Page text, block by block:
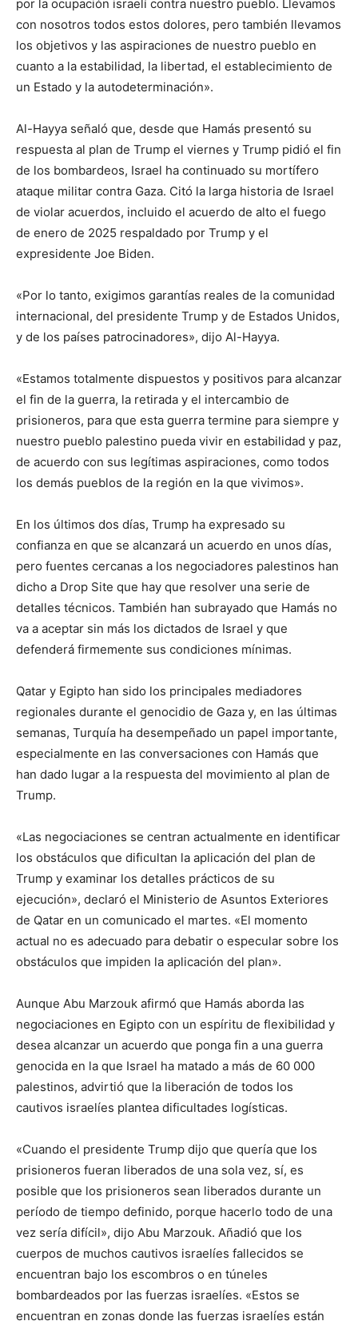
por la ocupación israelí contra nuestro pueblo. Llevamos
con nosotros todos estos dolores, pero también llevamos
los objetivos y las aspiraciones de nuestro pueblo en
cuanto a la estabilidad, la libertad, el establecimiento de
un Estado y la autodeterminación».
Al-Hayya señaló que, desde que Hamás presentó su
respuesta al plan de Trump el viernes y Trump pidió el fin
de los bombardeos, Israel ha continuado su mortífero
ataque militar contra Gaza. Citó la larga historia de Israel
de violar acuerdos, incluido el acuerdo de alto el fuego
de enero de 2025 respaldado por Trump y el
expresidente Joe Biden.
«Por lo tanto, exigimos garantías reales de la comunidad
internacional, del presidente Trump y de Estados Unidos,
y de los países patrocinadores», dijo Al-Hayya.
«Estamos totalmente dispuestos y positivos para alcanzar
el fin de la guerra, la retirada y el intercambio de
prisioneros, para que esta guerra termine para siempre y
nuestro pueblo palestino pueda vivir en estabilidad y paz,
de acuerdo con sus legítimas aspiraciones, como todos
los demás pueblos de la región en la que vivimos».
En los últimos dos días, Trump ha expresado su
confianza en que se alcanzará un acuerdo en unos días,
pero fuentes cercanas a los negociadores palestinos han
dicho a Drop Site que hay que resolver una serie de
detalles técnicos. También han subrayado que Hamás no
va a aceptar sin más los dictados de Israel y que
defenderá firmemente sus condiciones mínimas.
Qatar y Egipto han sido los principales mediadores
regionales durante el genocidio de Gaza y, en las últimas
semanas, Turquía ha desempeñado un papel importante,
especialmente en las conversaciones con Hamás que
han dado lugar a la respuesta del movimiento al plan de
Trump.
«Las negociaciones se centran actualmente en identificar
los obstáculos que dificultan la aplicación del plan de
Trump y examinar los detalles prácticos de su
ejecución», declaró el Ministerio de Asuntos Exteriores
de Qatar en un comunicado el martes. «El momento
actual no es adecuado para debatir o especular sobre los
obstáculos que impiden la aplicación del plan».
Aunque Abu Marzouk afirmó que Hamás aborda las
negociaciones en Egipto con un espíritu de flexibilidad y
desea alcanzar un acuerdo que ponga fin a una guerra
genocida en la que Israel ha matado a más de 60 000
palestinos, advirtió que la liberación de todos los
cautivos israelíes plantea dificultades logísticas.
«Cuando el presidente Trump dijo que quería que los
prisioneros fueran liberados de una sola vez, sí, es
posible que los prisioneros sean liberados durante un
período de tiempo definido, porque hacerlo todo de una
vez sería difícil», dijo Abu Marzouk. Añadió que los
cuerpos de muchos cautivos israelíes fallecidos se
encuentran bajo los escombros o en túneles
bombardeados por las fuerzas israelíes. «Estos se
encuentran en zonas donde las fuerzas israelíes están